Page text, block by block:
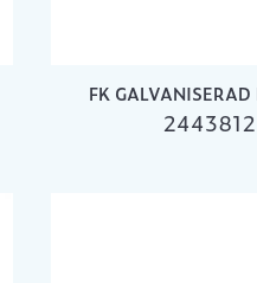
FK
2443812